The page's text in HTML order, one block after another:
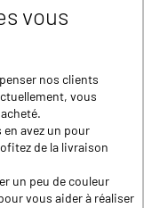
vous
nos clients
vous
acheté.
avez un pour
de la livraison
un peu de couleur
vous aider à réaliser